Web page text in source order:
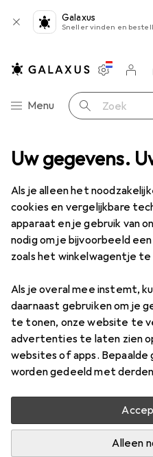
Uw gegevens.
Als je alleen het
cookies en vergelijkbare
apparaat en je gebruik van
nodig om je bijvoorbeeld
zoals het winkelwagentje te
Als je overal mee instemt,
daarnaast gebruiken om je
te tonen, onze website te
advertenties te laten zien
websites of apps. Bepaalde
worden gedeeld met
Alleen
Galaxus
Sneller vinden en
Categorie navigatie
Menu Zoek op
Instellingen
Audiospeler Radio
EUR
42,35
Muse M-
DAB+,
Accessoires
DBW
Vind bijpassende
uit de categorie Batterijen.